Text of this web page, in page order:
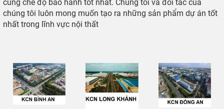
cùng chế độ bảo hành tốt nhất. Chúng tôi và đối tác của
chúng tôi luôn mong muốn tạo ra những sản phẩm dự án tốt
nhất trong lĩnh vực nội thất